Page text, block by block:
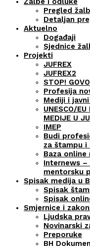
Pregled
Detaljan
Aktuelno
Događaji
Sjednice
Projekti
JUFREX
JUFREX2
STOP!
Profesija
Mediji i
UNESCO/
MEDIJE U
IMEP
Budi
za štampu i
Baza online
Internews –
mentorsku
Spisak medija u
Spisak
Spisak
Smjernice i
Ljudska
Novinarski
Preporuke
BH